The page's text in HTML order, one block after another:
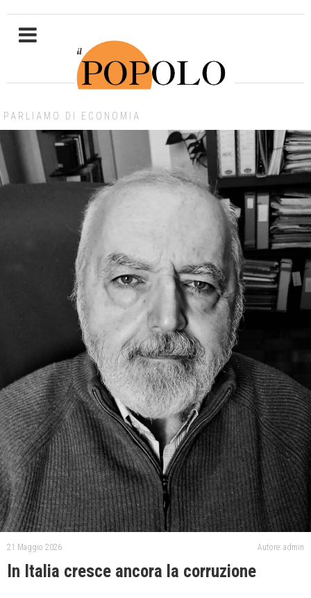
PARLIAMO DI ECONOMIA
21 Maggio 2026 Autore: admin
In Italia cresce ancora la corruzione